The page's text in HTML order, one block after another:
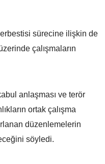
sürecine ilişkin de
çalışmaların
anlaşması ve terör
ortak çalışma
düzenlemelerin
söyledi.